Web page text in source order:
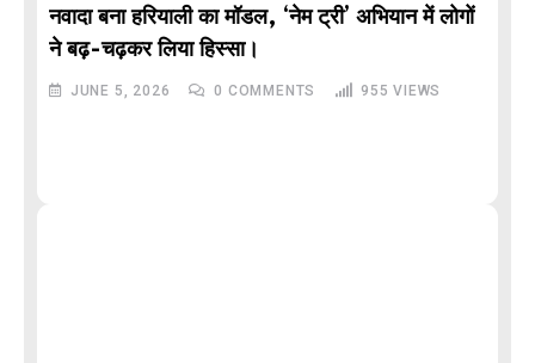
नवादा बना हरियाली का मॉडल, ‘नेम ट्री’ अभियान में लोगों
ने बढ़-चढ़कर लिया हिस्सा।
JUNE 5, 2026 0 COMMENTS 955 VIEWS